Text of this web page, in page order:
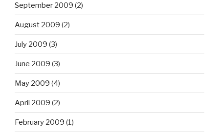
September 2009 (2)
August 2009 (2)
July 2009 (3)
June 2009 (3)
May 2009 (4)
April 2009 (2)
February 2009 (1)